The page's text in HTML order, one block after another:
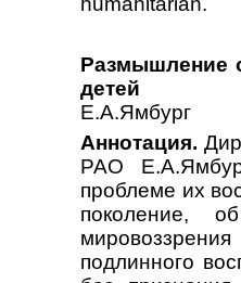
Размышление
детей
Е.А.Ямбург
Аннотация.
РАО
проблеме их
поколение,
подлинного